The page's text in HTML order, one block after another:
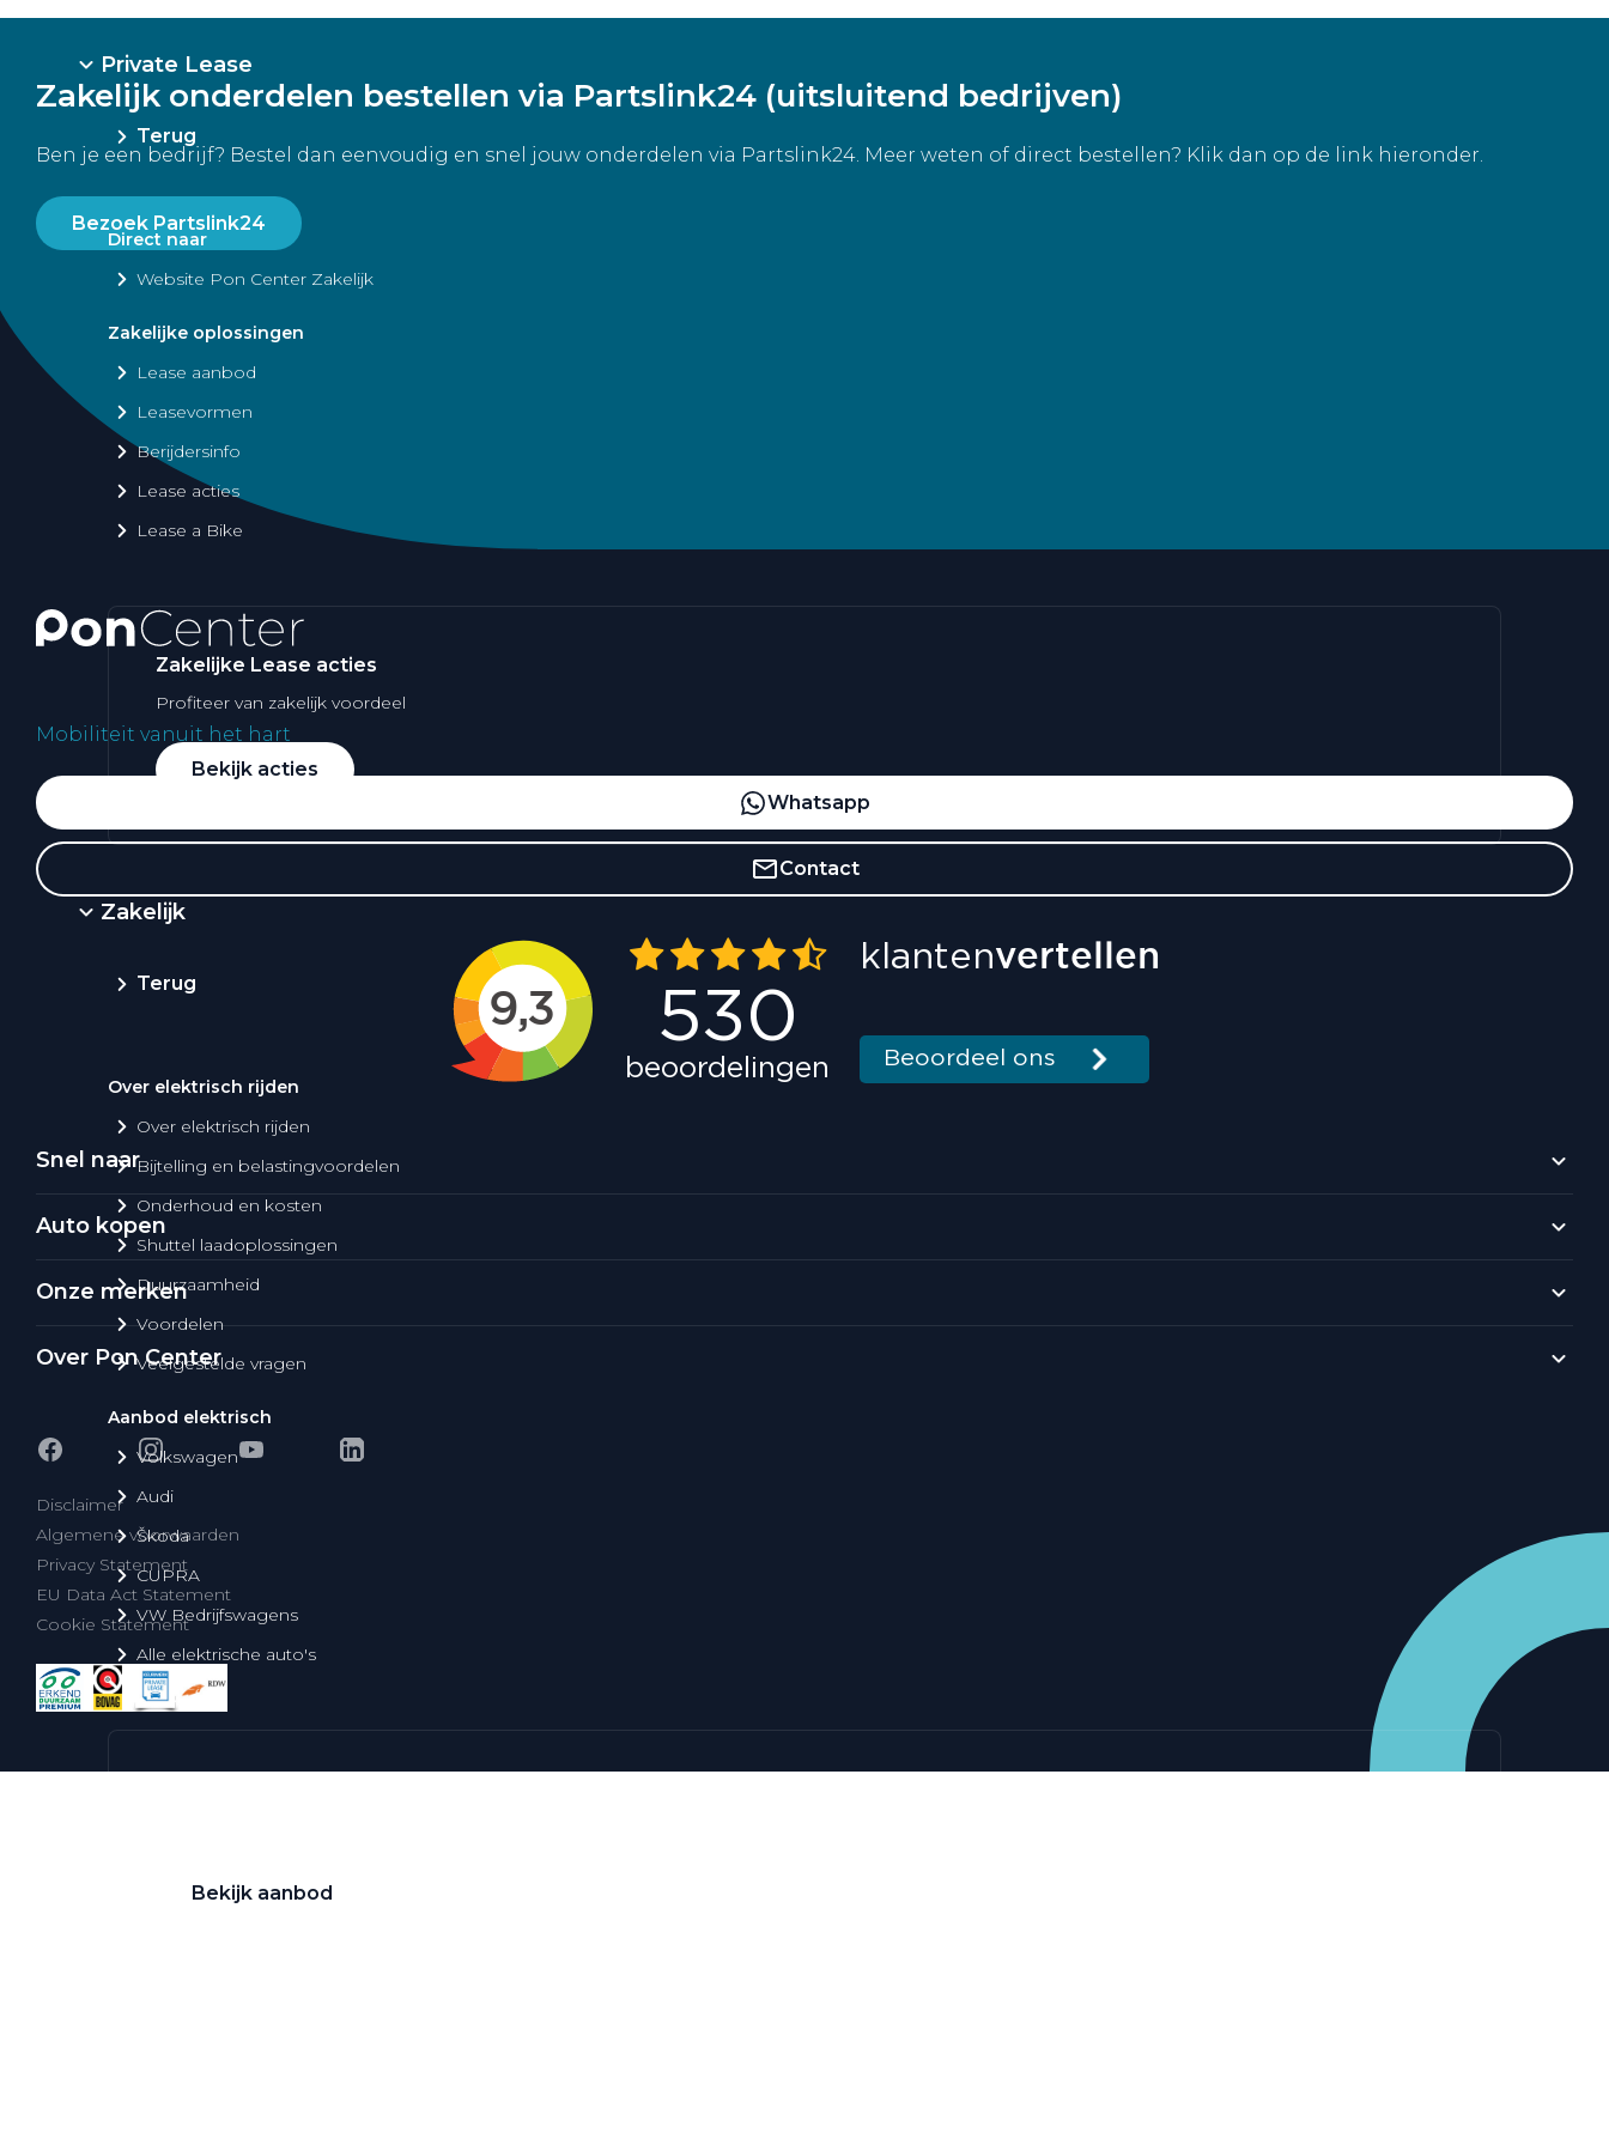
Private Lease
Terug
Direct naar
Website Pon Center Zakelijk
Zakelijke oplossingen
Lease aanbod
Leasevormen
Berijdersinfo
Lease acties
Lease a Bike
Zakelijke Lease acties
Profiteer van zakelijk voordeel
Bekijk acties
Zakelijk
Terug
Over elektrisch rijden
Over elektrisch rijden
Bijtelling en belastingvoordelen
Onderhoud en kosten
Shuttel laadoplossingen
Duurzaamheid
Voordelen
Veelgestelde vragen
Aanbod elektrisch
Volkswagen
Audi
Škoda
CUPRA
VW Bedrijfswagens
Alle elektrische auto's
Bekijk aanbod
Zakelijk onderdelen bestellen via Partslink24 (uitsluitend bedrijven)
Ben je een bedrijf? Bestel dan eenvoudig en snel jouw onderdelen via Partslink24. Meer weten of direct bestellen? Klik dan op de link hieronder.
Bezoek Partslink24
Mobiliteit vanuit het hart
Whatsapp
Contact
Snel naar
Auto kopen
Onze merken
Over Pon Center
Disclaimer
Algemene voorwaarden
Privacy Statement
EU Data Act Statement
Cookie Statement